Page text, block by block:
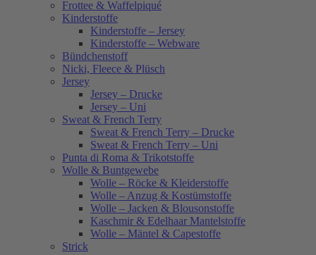
Frottee & Waffelpiqué
Kinderstoffe
Kinderstoffe – Jersey
Kinderstoffe – Webware
Bündchenstoff
Nicki, Fleece & Plüsch
Jersey
Jersey – Drucke
Jersey – Uni
Sweat & French Terry
Sweat & French Terry – Drucke
Sweat & French Terry – Uni
Punta di Roma & Trikotstoffe
Wolle & Buntgewebe
Wolle – Röcke & Kleiderstoffe
Wolle – Anzug & Kostümstoffe
Wolle – Jacken & Blousonstoffe
Kaschmir & Edelhaar Mantelstoffe
Wolle – Mäntel & Capestoffe
Strick